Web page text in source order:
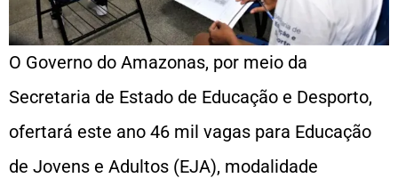
O Governo do Amazonas, por meio da
Secretaria de Estado de Educação e Desporto,
ofertará este ano 46 mil vagas para Educação
de Jovens e Adultos (EJA), modalidade